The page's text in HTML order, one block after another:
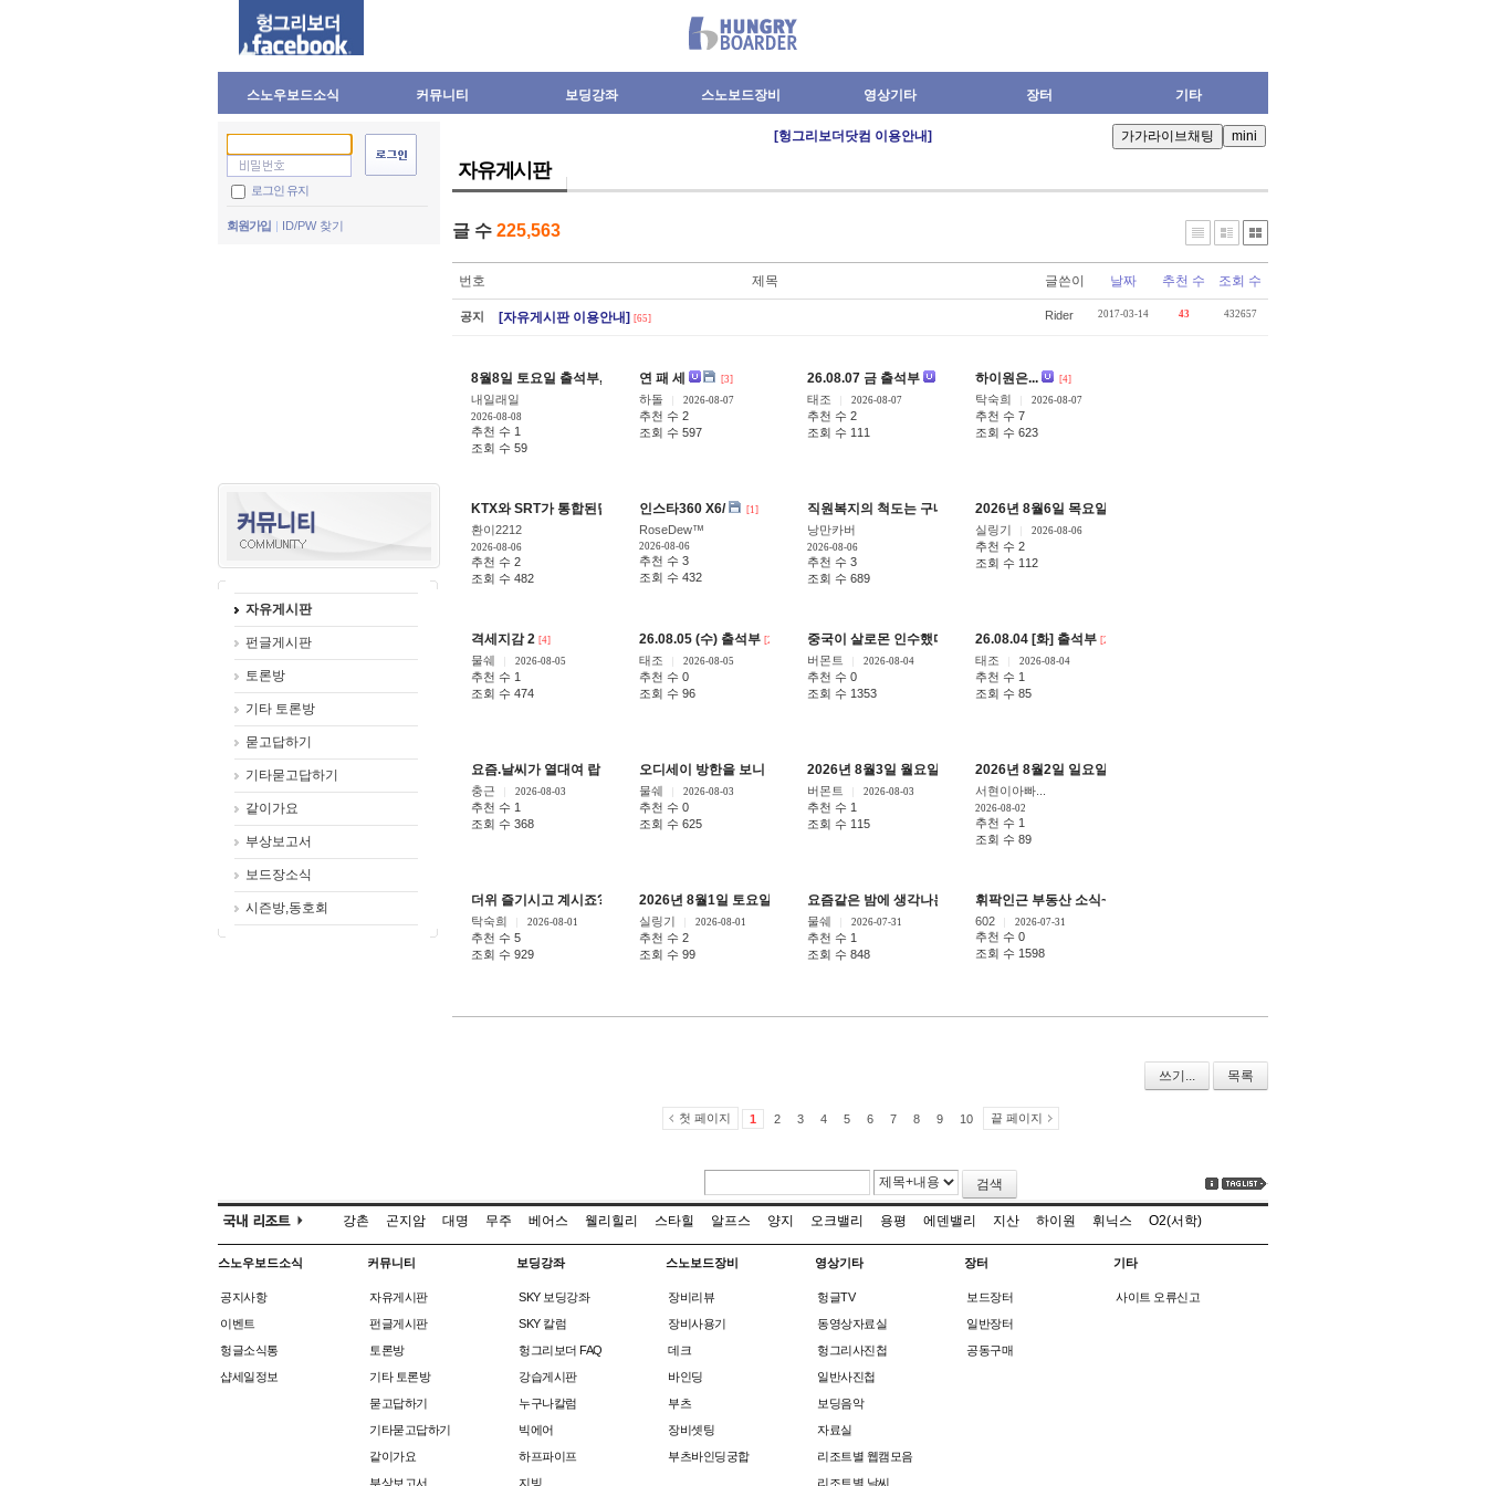
스노우보드소식 커뮤니티 보딩강좌 스노보드장비 영상기타 장터 기타
로그인 유지
회원가입 ID/PW 찾기
자유게시판
펀글게시판
토론방
기타 토론방
묻고답하기
기타묻고답하기
같이가요
부상보고서
보드장소식
시즌방,동호회
[헝그리보더닷컴 이용안내]
자유게시판
글 수 225,563
번호 제목 글쓴이 날짜 추천 수 조회 수
공지 [자유게시판 이용안내] [65] Rider 2017-03-14 43 432657
8월8일 토요일 출석부, [14]
내일래일
2026-08-08
추천 수 1
조회 수 59
연 패 세 [3]
하돌 2026-08-07
추천 수 2
조회 수 597
26.08.07 금 출석부
태조 2026-08-07
추천 수 2
조회 수 111
하이원은... [4]
탁숙희 2026-08-07
추천 수 7
조회 수 623
KTX와 SRT가 통합된답니다.. [3]
환이2212
2026-08-06
추천 수 2
조회 수 482
인스타360 X6/ [1]
RoseDew™
2026-08-06
추천 수 3
조회 수 432
직원복지의 척도는 구내식당 [12]
낭만카버
2026-08-06
추천 수 3
조회 수 689
2026년 8월6일 목요일 출석부
실링기 2026-08-06
추천 수 2
조회 수 112
격세지감 2 [4]
물쉐 2026-08-05
추천 수 1
조회 수 474
26.08.05 (수) 출석부 [27]
태조 2026-08-05
추천 수 0
조회 수 96
중국이 살로몬 인수했다고 하네요. [10]
버몬트 2026-08-04
추천 수 0
조회 수 1353
26.08.04 [화] 출석부 [27]
태조 2026-08-04
추천 수 1
조회 수 85
요즘.날씨가 열대여 랍니다 ^^ [5]
충근 2026-08-03
추천 수 1
조회 수 368
오디세이 방한을 보니 격세지감 [2]
물쉐 2026-08-03
추천 수 0
조회 수 625
2026년 8월3일 월요일 출석부 [28]
버몬트 2026-08-03
추천 수 1
조회 수 115
2026년 8월2일 일요일 출석부
서현이아빠...
2026-08-02
추천 수 1
조회 수 89
더위 즐기시고 계시죠? 노라죠 형님 보러 오세요
탁숙희 2026-08-01
추천 수 5
조회 수 929
2026년 8월1일 토요일 출석부 [21]
실링기 2026-08-01
추천 수 2
조회 수 99
요즘같은 밤에 생각나는 스키장 [4]
물쉐 2026-07-31
추천 수 1
조회 수 848
휘팍인근 부동산 소식~~
602 2026-07-31
추천 수 0
조회 수 1598
쓰기... 목록
첫 페이지 1 2 3 4 5 6 7 8 9 10 끝 페이지
검색
강촌 곤지암 대명 무주 베어스 웰리힐리 스타힐 알프스 양지 오크밸리 용평 에덴밸리 지산 하이원 휘닉스 O2(서학)
스노우보드소식
공지사항
이벤트
헝글소식통
샵세일정보
커뮤니티
자유게시판
펀글게시판
토론방
기타 토론방
묻고답하기
기타묻고답하기
같이가요
부상보고서
보딩강좌
SKY 보딩강좌
SKY 칼럼
헝그리보더 FAQ
강습게시판
누구나칼럼
빅에어
하프파이프
지빙
스노보드장비
장비리뷰
장비사용기
데크
바인딩
부츠
장비셋팅
부츠바인딩궁합
영상기타
헝글TV
동영상자료실
헝그리사진첩
일반사진첩
보딩음악
자료실
리조트별 웹캠모음
리조트별 날씨
장터
보드장터
일반장터
공동구매
기타
사이트 오류신고